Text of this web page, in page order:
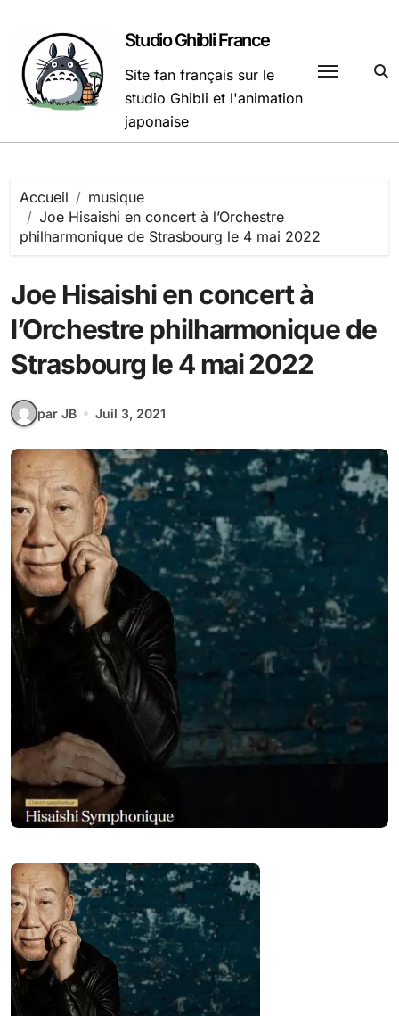
contenu
Studio Ghibli France
Site fan français sur le
studio Ghibli et l'animation
japonaise
Accueil
musique
Joe Hisaishi en concert à l’Orchestre
philharmonique de Strasbourg le 4 mai 2022
Joe Hisaishi en concert à
l’Orchestre philharmonique de
Strasbourg le 4 mai 2022
par JB Juil 3, 2021